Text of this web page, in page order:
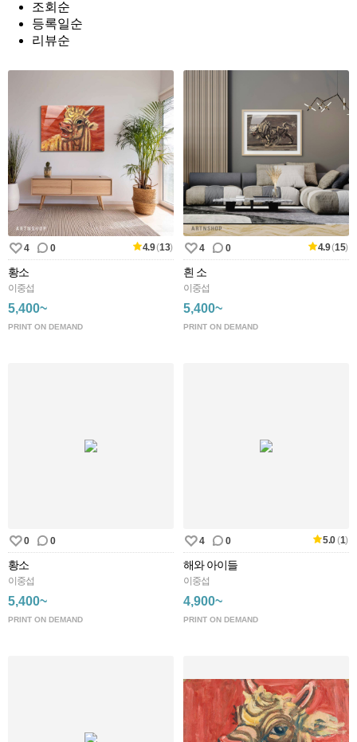
조회순
등록일순
리뷰순
4 0 4.9(13)
황소
이중섭
5,400~
PRINT ON DEMAND
4 0 4.9(15)
흰 소
이중섭
5,400~
PRINT ON DEMAND
0 0
황소
이중섭
5,400~
PRINT ON DEMAND
4 0 5.0(1)
해와 아이들
이중섭
4,900~
PRINT ON DEMAND